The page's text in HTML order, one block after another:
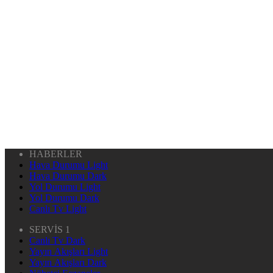
HABERLER
Hava Durumu Light
Hava Durumu Dark
Yol Durumu Light
Yol Durumu Dark
Canlı Tv Light
SERVİS 1
Canlı Tv Dark
Yayın Akışları Light
Yayın Akışları Dark